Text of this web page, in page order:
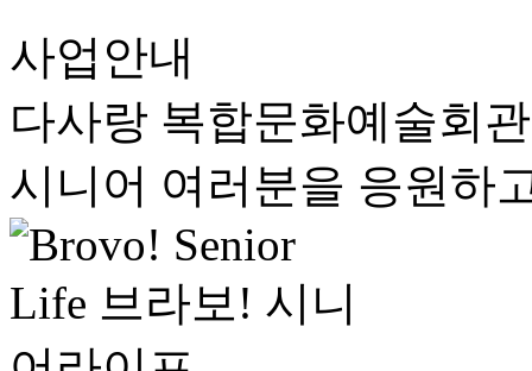
사업안내
다사랑 복합문화예술회
시니어 여러분을 응원하